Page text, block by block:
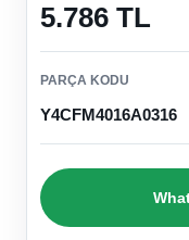
5.786 TL
PARÇA KODU
Y4CFM4016A0316